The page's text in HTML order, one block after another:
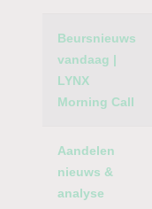
Beursnieuws
vandaag |
LYNX
Morning Call
Aandelen
nieuws &
analyse